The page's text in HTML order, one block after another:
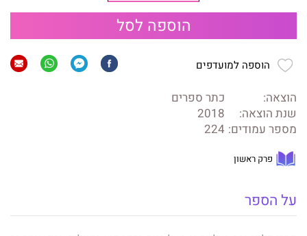
הוספה לסל
הוספה למועדפים
הוצאה:
כתר ספרים
שנת הוצאה:
2018
מספר עמודים: 224
פרק ראשון
על הספר